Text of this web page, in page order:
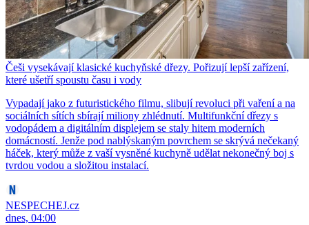
Češi vysekávají klasické kuchyňské dřezy. Pořizují lepší zařízení,
které ušetří spoustu času i vody
Vypadají jako z futuristického filmu, slibují revoluci při vaření a na
sociálních sítích sbírají miliony zhlédnutí. Multifunkční dřezy s
vodopádem a digitálním displejem se staly hitem moderních
domácností. Jenže pod nablýskaným povrchem se skrývá nečekaný
háček, který může z vaší vysněné kuchyně udělat nekonečný boj s
tvrdou vodou a složitou instalací.
NESPECHEJ.cz
dnes, 04:00